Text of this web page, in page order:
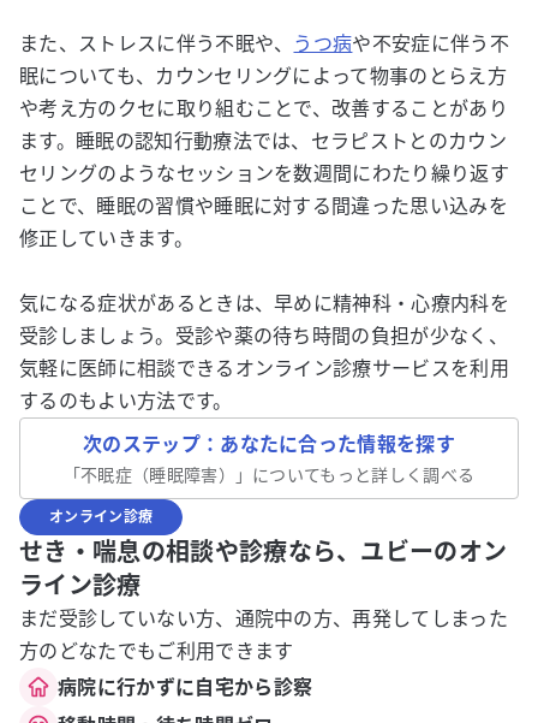
また、ストレスに伴う不眠や、 うつ病や不安症に伴う不
眠についても、カウンセリングによって物事のとらえ方
や考え方のクセに取り組むことで、改善することがあり
ます。睡眠の認知行動療法では、セラピストとのカウン
セリングのようなセッションを数週間にわたり繰り返す
ことで、睡眠の習慣や睡眠に対する間違った思い込みを
修正していきます。
気になる症状があるときは、早めに精神科・心療内科を
受診しましょう。受診や薬の待ち時間の負担が少なく、
気軽に医師に相談できるオンライン診療サービスを利用
するのもよい方法です。
次のステップ：あなたに合った情報を探す
「不眠症（睡眠障害） 」についてもっと詳しく調べる
オンライン診療
せき・喘息の相談や診療なら、ユビーのオン
ライン診療
まだ受診していない方、通院中の方、再発してしまった
方のどなたでもご利用できます
病院に行かずに自宅から診察